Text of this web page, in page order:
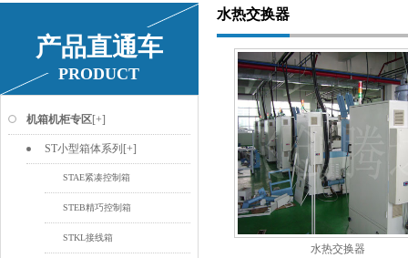
产品直通车
PRODUCT
机箱机柜专区[+]
ST小型箱体系列 [+]
STAE紧凑控制箱
STEB精巧控制箱
STKL接线箱
水热交换器
水热交换器